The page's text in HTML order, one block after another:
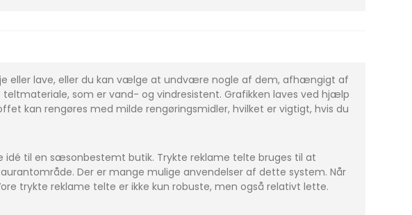
eller lave, eller du kan vælge at undvære nogle af dem, afhængigt af
som er vand- og vindresistent. Grafikken laves ved hjælp
kan rengøres med milde rengøringsmidler, hvilket er vigtigt, hvis du
til en sæsonbestemt butik. Trykte reklame telte bruges til at
Der er mange mulige anvendelser af dette system. Når
trykte reklame telte er ikke kun robuste, men også relativt lette.